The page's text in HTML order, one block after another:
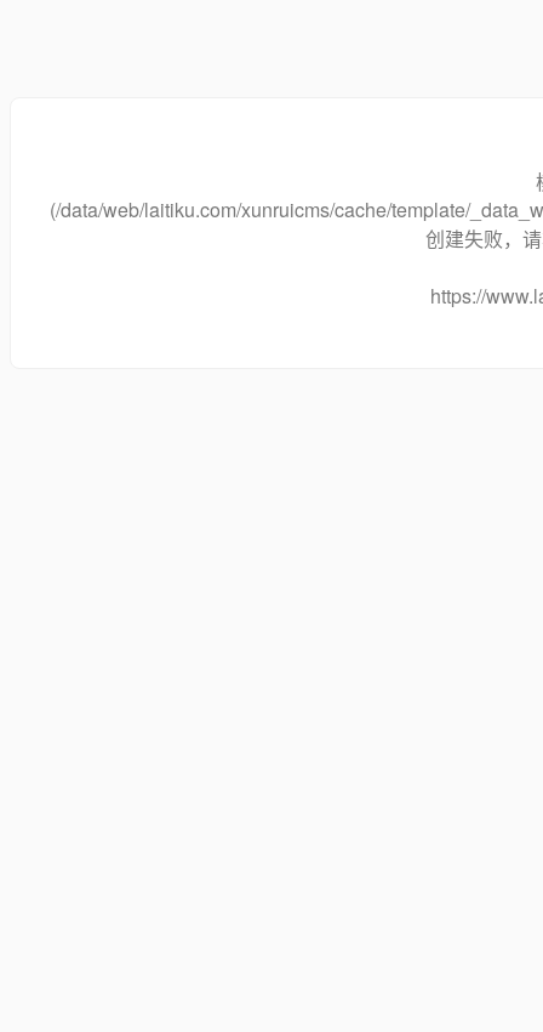
(/data/web/laitiku.com/xunruicms/cache/template/
创建失败，
https://